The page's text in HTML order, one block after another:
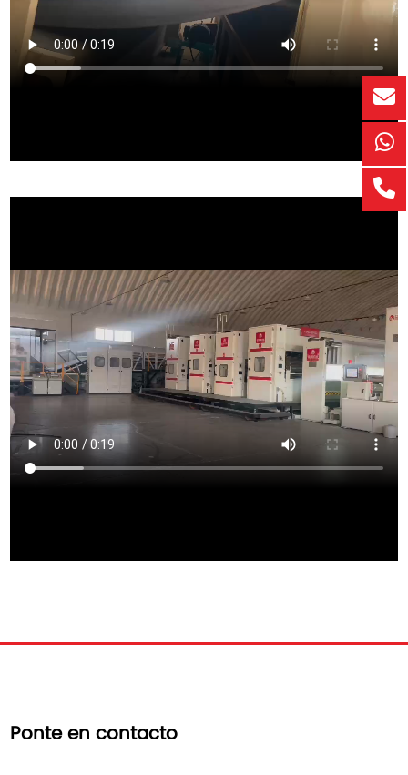
Ponte en contacto